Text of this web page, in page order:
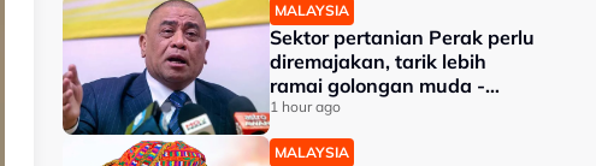
MALAYSIA
Sektor pertanian Perak perlu
diremajakan, tarik lebih
ramai golongan muda -
Saarani
1 hour ago
MALAYSIA